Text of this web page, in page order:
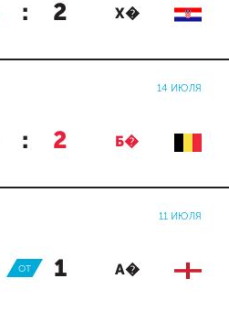
: 2 Х�
14 ИЮЛЯ
: 2 Б�
11 ИЮЛЯ
: 1 А�
ОТ